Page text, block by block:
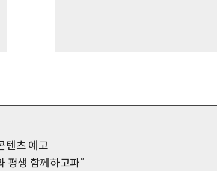
텐츠 예고
평생 함께하고파”